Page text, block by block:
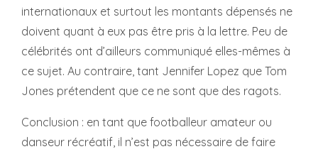
internationaux et surtout les montants dépensés ne
doivent quant à eux pas être pris à la lettre. Peu de
célébrités ont d’ailleurs communiqué elles-mêmes à
ce sujet. Au contraire, tant Jennifer Lopez que Tom
Jones prétendent que ce ne sont que des ragots.
Conclusion : en tant que footballeur amateur ou
danseur récréatif, il n’est pas nécessaire de faire